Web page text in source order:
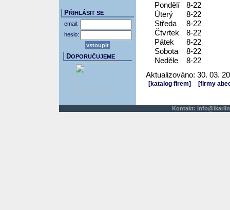
Pondělí
8-22
Úterý
8-22
Středa
8-22
Čtvrtek
8-22
Pátek
8-22
Sobota
8-22
Neděle
8-22
Aktualizováno: 30. 03.
[katalog firem] [firmy
PŘIHLÁSIT SE
email:
heslo:
DOPORUČUJEME
Kontakt: